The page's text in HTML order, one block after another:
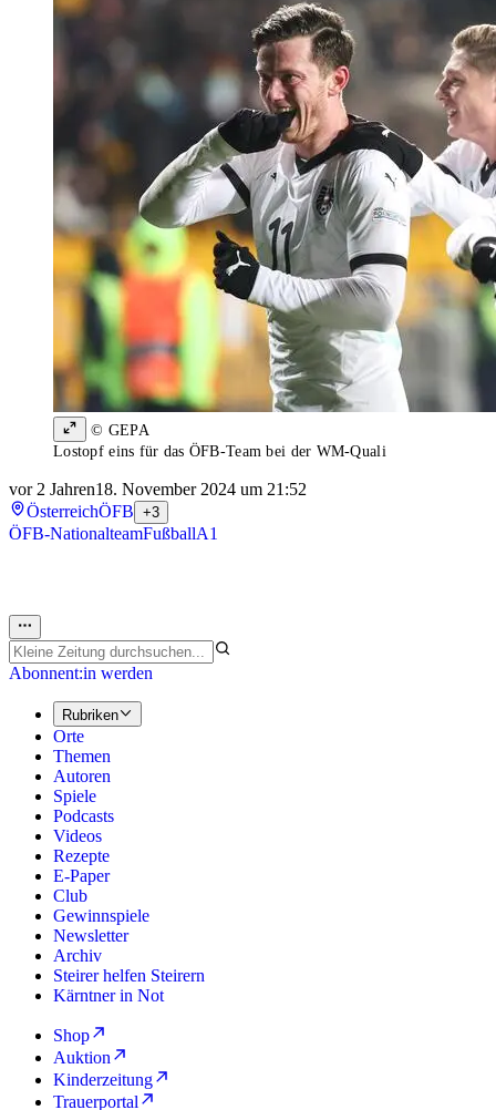
© GEPA
Lostopf eins für das ÖFB-Team bei der WM-Quali
vor 2 Jahren18. November 2024 um 21:52
ÖsterreichÖFB +3
ÖFB-NationalteamFußballA1
Abonnent:in werden
Rubriken
Orte
Themen
Autoren
Spiele
Podcasts
Videos
Rezepte
E-Paper
Club
Gewinnspiele
Newsletter
Archiv
Steirer helfen Steirern
Kärntner in Not
Shop
Auktion
Kinderzeitung
Trauerportal